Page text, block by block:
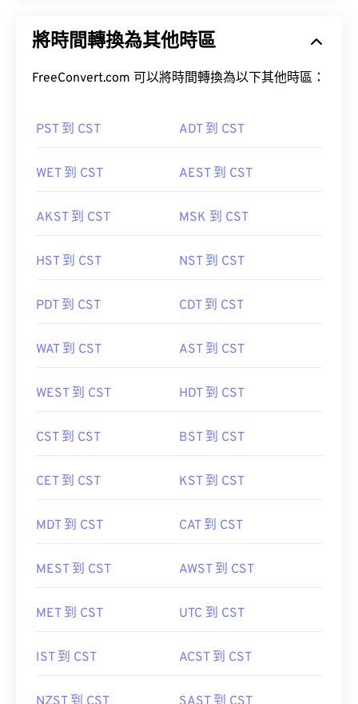
將時間轉換為其他時區
FreeConvert.com 可以將時間轉換為以下其他時區：
PST 到 CST ADT 到 CST
WET 到 CST AEST 到 CST
AKST 到 CST MSK 到 CST
HST 到 CST NST 到 CST
PDT 到 CST CDT 到 CST
WAT 到 CST AST 到 CST
WEST 到 CST HDT 到 CST
CST 到 CST BST 到 CST
CET 到 CST KST 到 CST
MDT 到 CST CAT 到 CST
MEST 到 CST AWST 到 CST
MET 到 CST UTC 到 CST
IST 到 CST ACST 到 CST